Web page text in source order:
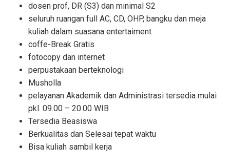
dosen prof, DR (S3) dan minimal S2
seluruh ruangan full AC, CD, OHP, bangku dan meja
kuliah dalam suasana entertaiment
coffe-Break Gratis
fotocopy dan internet
perpustakaan berteknologi
Musholla
pelayanan Akademik dan Administrasi tersedia mulai
pkl. 09.00 – 20.00 WIB
Tersedia Beasiswa
Berkualitas dan Selesai tepat waktu
Bisa kuliah sambil kerja